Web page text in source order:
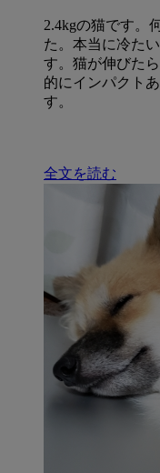
2.4kgの猫です。
た。本当に冷た
す。猫が伸びた
的にインパクト
す。
全文を読む